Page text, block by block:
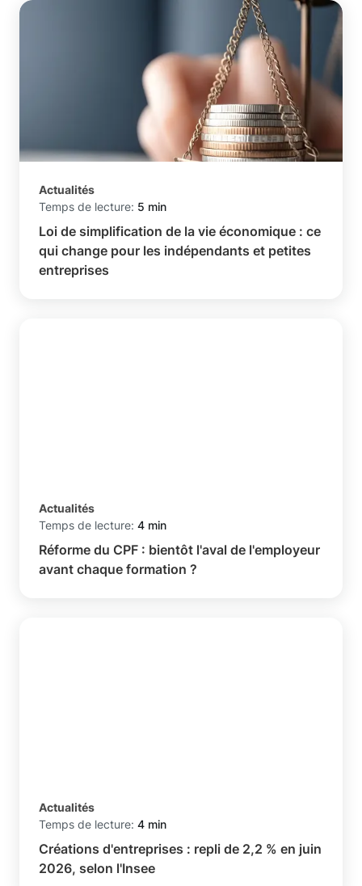
Actualités
Temps de lecture: 5 min
Loi de simplification de la vie économique : ce
qui change pour les indépendants et petites
entreprises
Actualités
Temps de lecture: 4 min
Réforme du CPF : bientôt l'aval de l'employeur
avant chaque formation ?
Actualités
Temps de lecture: 4 min
Créations d'entreprises : repli de 2,2 % en juin
2026, selon l'Insee